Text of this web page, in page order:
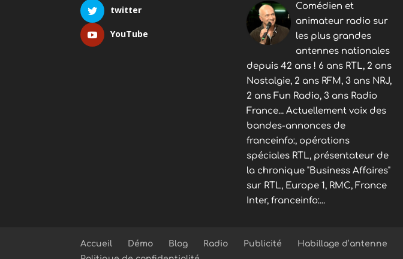
twitter
YouTube
Comédien et
animateur radio sur
les plus grandes
antennes nationales
depuis 42 ans ! 6 ans RTL, 2 ans
Nostalgie, 2 ans RFM, 3 ans NRJ,
2 ans Fun Radio, 3 ans Radio
France... Actuellement voix des
bandes-annonces de
franceinfo:, opérations
spéciales RTL, présentateur de
la chronique "Business Affaires"
sur RTL, Europe 1, RMC, France
Inter, franceinfo:...
Accueil Démo Blog Radio Publicité Habillage d’antenne